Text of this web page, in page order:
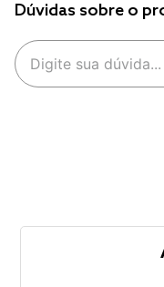
Dúvidas sobre o